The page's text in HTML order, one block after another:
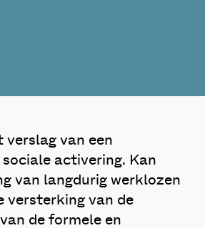
van een
activering. Kan
van langdurig werklozen
versterking van de
de formele en